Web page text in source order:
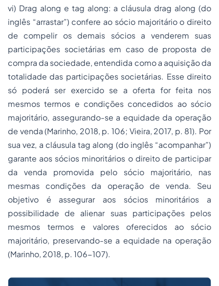
vi) Drag along e tag along: a cláusula drag along (do
inglês “arrastar”) confere ao sócio majoritário o direito
de compelir os demais sócios a venderem suas
participações societárias em caso de proposta de
compra da sociedade, entendida como a aquisição da
totalidade das participações societárias. Esse direito
só poderá ser exercido se a oferta for feita nos
mesmos termos e condições concedidos ao sócio
majoritário, assegurando-se a equidade da operação
de venda (Marinho, 2018, p. 106; Vieira, 2017, p. 81). Por
sua vez, a cláusula tag along (do inglês “acompanhar”)
garante aos sócios minoritários o direito de participar
da venda promovida pelo sócio majoritário, nas
mesmas condições da operação de venda. Seu
objetivo é assegurar aos sócios minoritários a
possibilidade de alienar suas participações pelos
mesmos termos e valores oferecidos ao sócio
majoritário, preservando-se a equidade na operação
(Marinho, 2018, p. 106-107).